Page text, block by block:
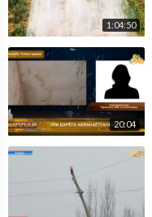
1:04:50
20:04